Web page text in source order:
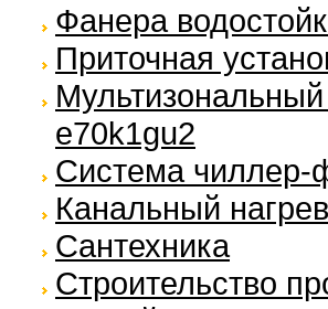
Фанера
Приточная
e70k1gu2
Система чиллер-
Канальный
Сантехника
Строительство